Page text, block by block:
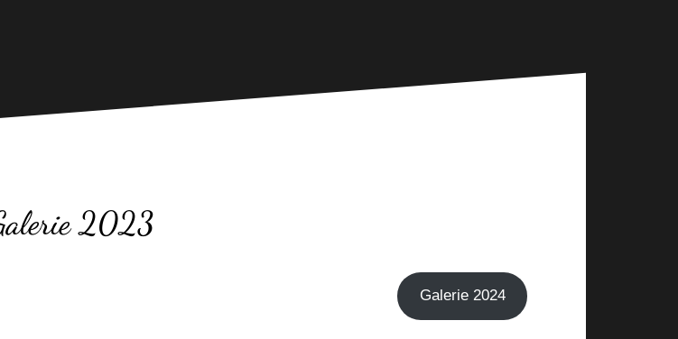
2023
Galerie 2024